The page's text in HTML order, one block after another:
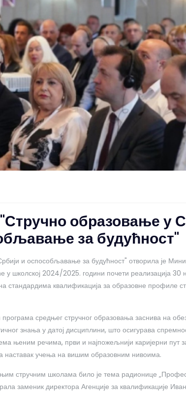
образовање у
за будућност"
и оспособљавање за будућност" отворила је
у школској 2024/2025. години почети реализација 30
стандардима квалификација за образовне профиле
средњег стручног образовања заснива на
знања у датој дисциплини, што осигурава
њеним речима, први и најпожељнији каријерни пут
наставак учења на вишим образовним нивоима.
стручним школама било је тема радионице
заменик директора Агенције за квалификације